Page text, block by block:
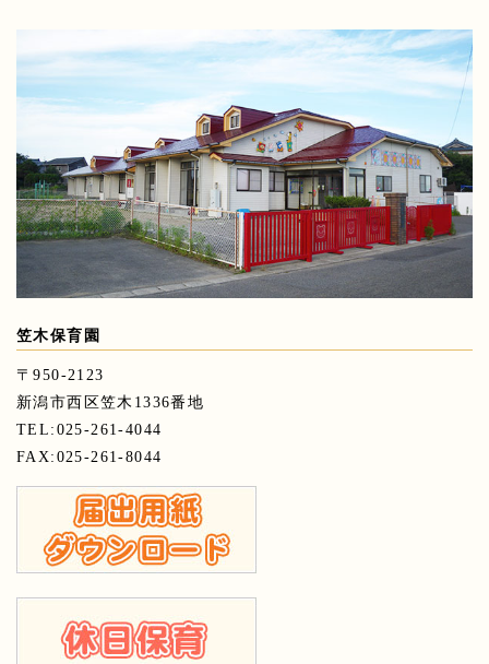
笠木保育園
〒950-2123
新潟市西区笠木1336番地
TEL:025-261-4044
FAX:025-261-8044